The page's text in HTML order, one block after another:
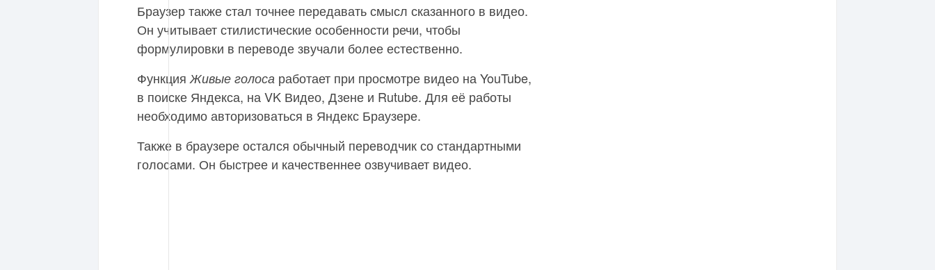
Браузер также стал точнее передавать смысл сказанного в видео.
Он учитывает стилистические особенности речи, чтобы
формулировки в переводе звучали более естественно.
Функция Живые голоса работает при просмотре видео на YouTube,
в поиске Яндекса, на VK Видео, Дзене и Rutube. Для её работы
необходимо авторизоваться в Яндекс Браузере.
Также в браузере остался обычный переводчик со стандартными
голосами. Он быстрее и качественнее озвучивает видео.